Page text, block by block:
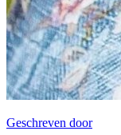
Geschreven door